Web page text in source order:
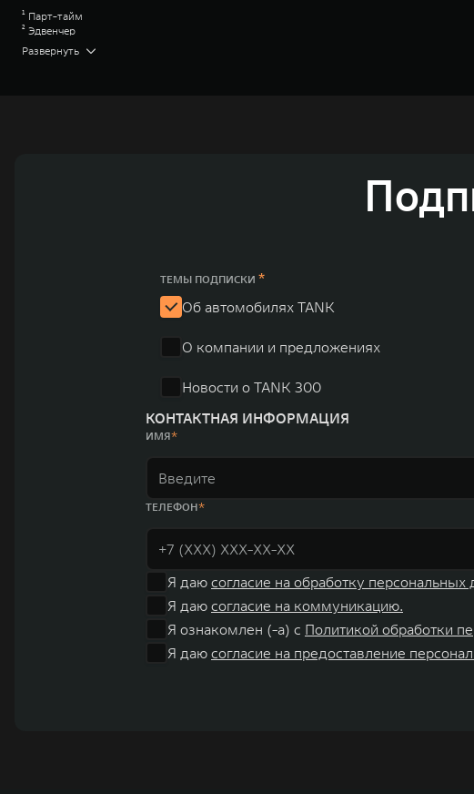
¹ Парт-тайм
² Эдвенчер
³ Премиум
⁴ Торк-он-диманд
выносливых пикапов GWM Pickup, инновационных внедорожников TANK,
и современных автомобилей в более чем 60 регионах мира. В состав холдинга
млн автомобилей в год. По итогам 2021 года общая выручка компании увеличилась
Развернуть
ТЕМЫ ПОДПИСКИ *
Об автомобилях TANK
О компании и предложениях
Новости о TANK 300
КОНТАКТНАЯ ИНФОРМАЦИЯ
ИМЯ
ТЕЛЕФОН
Я даю согласие на обработку персональных
Я даю согласие на коммуникацию.
Я ознакомлен (-а) с Политикой обработки
Я даю согласие на предоставление